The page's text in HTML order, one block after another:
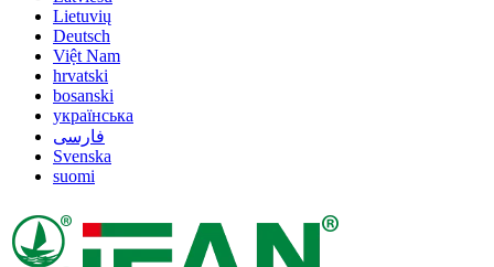
Lietuvių
Deutsch
Việt Nam
hrvatski
bosanski
українська
فارسی
Svenska
suomi